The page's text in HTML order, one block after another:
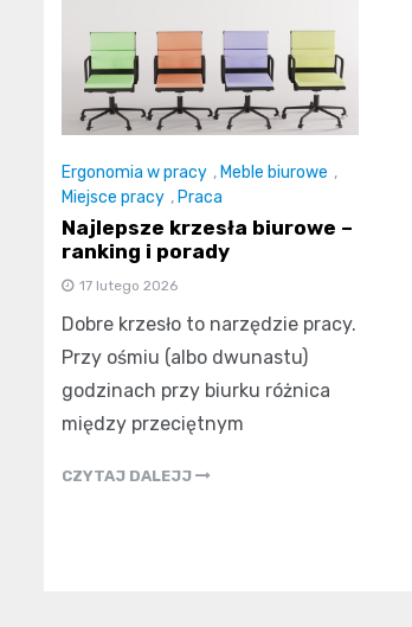
Ergonomia w pracy , Meble biurowe ,
Miejsce pracy , Praca
Najlepsze krzesła biurowe –
ranking i porady
17 lutego 2026
Dobre krzesło to narzędzie pracy.
Przy ośmiu (albo dwunastu)
godzinach przy biurku różnica
między przeciętnym
CZYTAJ DALEJJ